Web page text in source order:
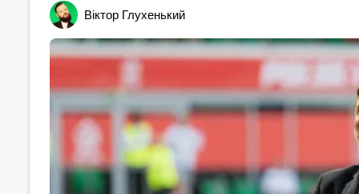
Віктор Глухенький